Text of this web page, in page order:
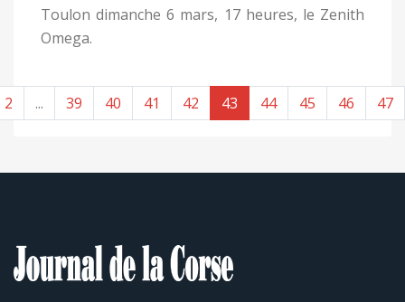
Toulon dimanche 6 mars, 17 heures, le Zenith
Omega.
2 ... 39 40 41 42 43 44 45 46 47